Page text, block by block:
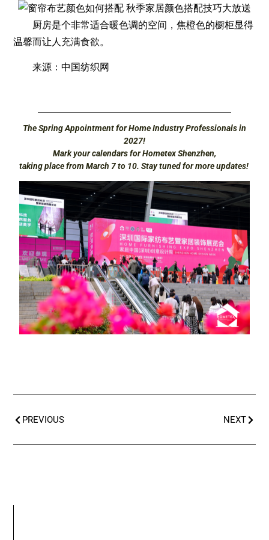
厨房是个非常适合暖色调的空间，焦橙色的橱柜显得
温馨而让人充满食欲。
来源：中国纺织网
The Spring Appointment for Home Industry Professionals in
2027!
Mark your calendars for Hometex Shenzhen,
taking place from March 7 to 10. Stay tuned for more updates!
PREVIOUS NEXT